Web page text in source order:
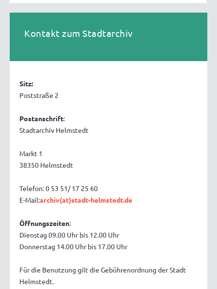
Kontakt zum Stadtarchiv
Sitz:
Poststraße 2
Postanschrift:
Stadtarchiv Helmstedt
Markt 1
38350 Helmstedt
Telefon: 0 53 51/ 17 25 60
E-Mail:archiv(at)stadt-helmstedt.de
Öffnungszeiten:
Dienstag 09.00 Uhr bis 12.00 Uhr
Donnerstag 14.00 Uhr bis 17.00 Uhr
Für die Benutzung gilt die Gebührenordnung der Stadt
Helmstedt.